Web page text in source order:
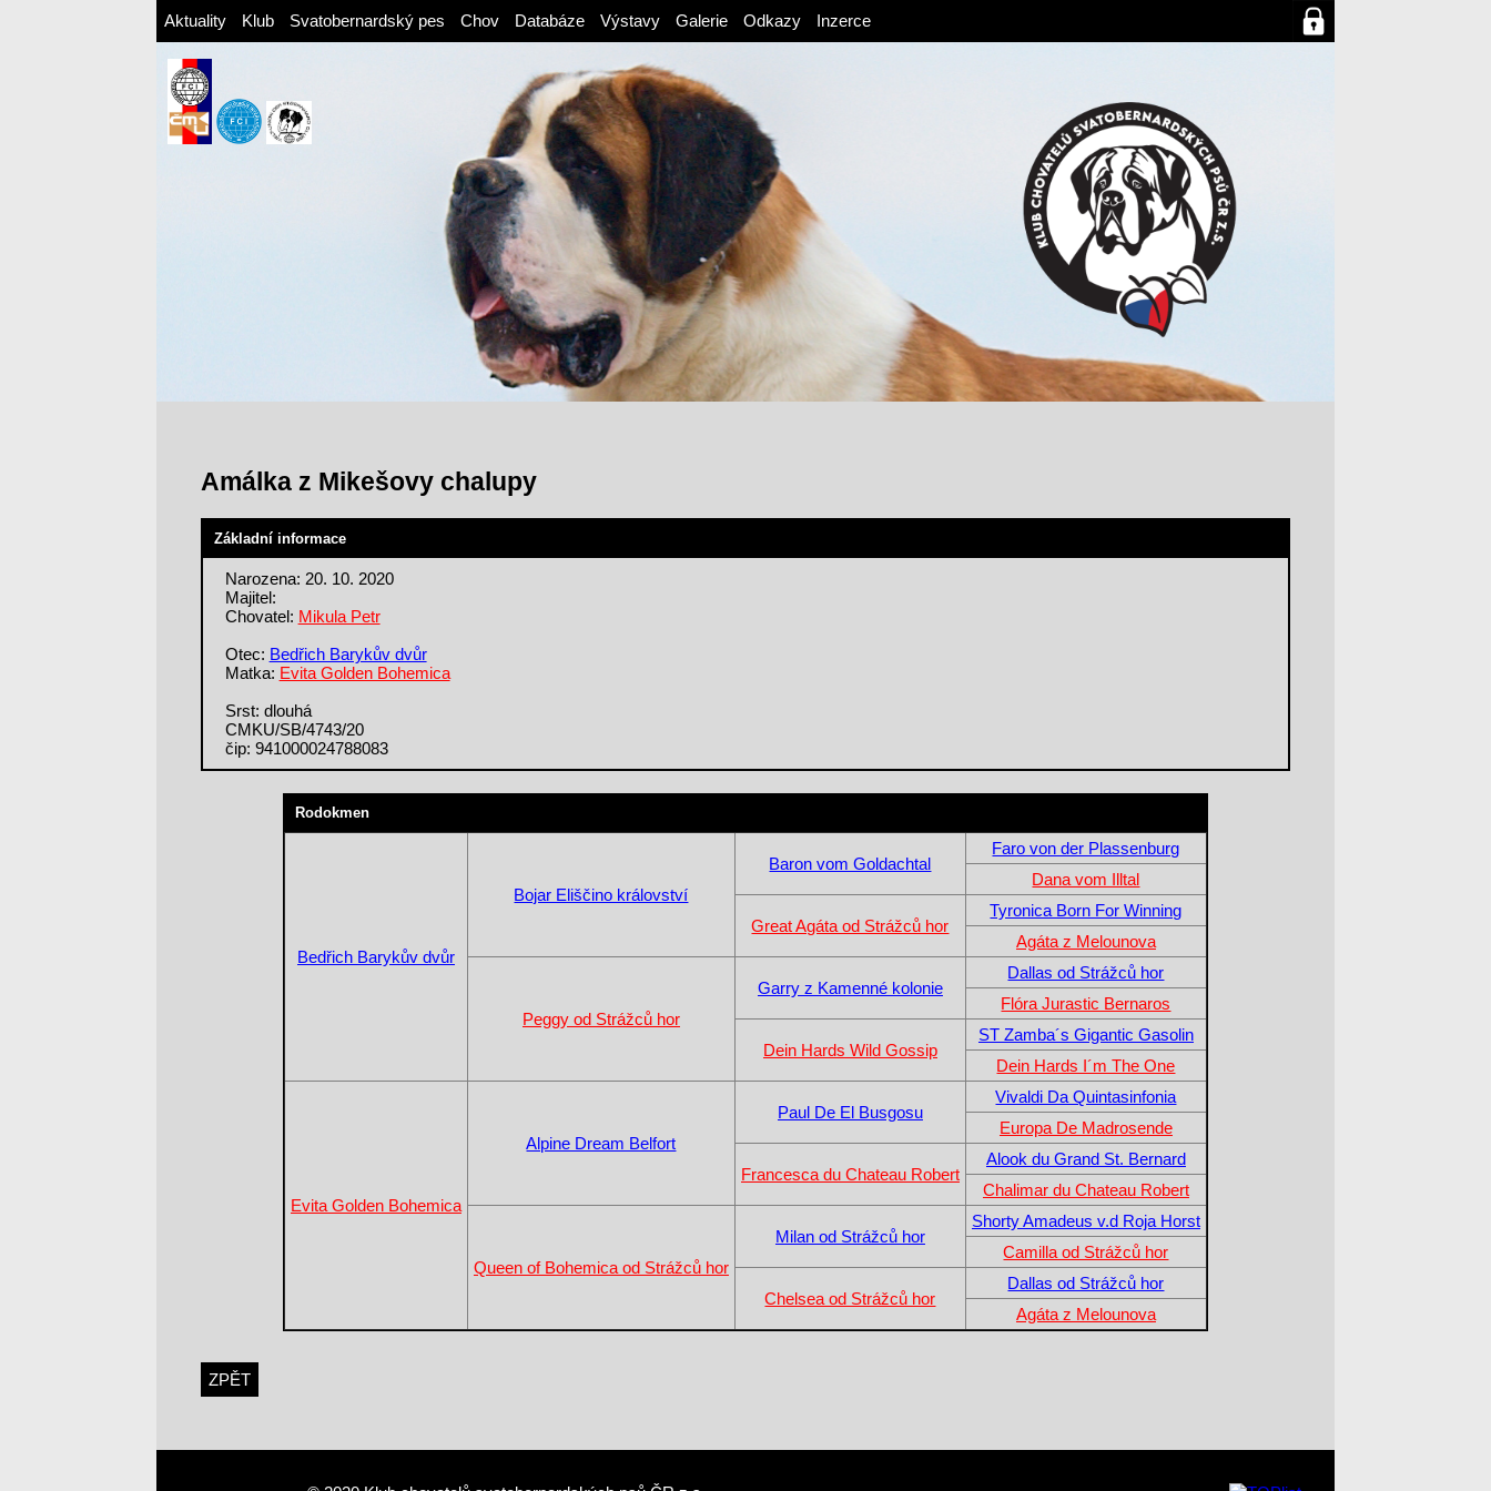
Aktuality Klub Svatobernardský pes Chov Databáze Výstavy Galerie Odkazy Inzerce
Amálka z Mikešovy chalupy
Základní informace
Narozena: 20. 10. 2020
Majitel:
Chovatel: Mikula Petr
Otec: Bedřich Barykův dvůr
Matka: Evita Golden Bohemica
Srst: dlouhá
CMKU/SB/4743/20
čip: 941000024788083
Rodokmen
Bedřich Barykův dvůr
Bojar Eliščino království
Baron vom Goldachtal
Faro von der Plassenburg
Dana vom Illtal
Great Agáta od Strážců hor
Tyronica Born For Winning
Agáta z Melounova
Peggy od Strážců hor
Garry z Kamenné kolonie
Dallas od Strážců hor
Flóra Jurastic Bernaros
Dein Hards Wild Gossip
ST Zamba´s Gigantic Gasolin
Dein Hards I´m The One
Evita Golden Bohemica
Alpine Dream Belfort
Paul De El Busgosu
Vivaldi Da Quintasinfonia
Europa De Madrosende
Francesca du Chateau Robert
Alook du Grand St. Bernard
Chalimar du Chateau Robert
Queen of Bohemica od Strážců hor
Milan od Strážců hor
Shorty Amadeus v.d Roja Horst
Camilla od Strážců hor
Chelsea od Strážců hor
Dallas od Strážců hor
Agáta z Melounova
ZPĚT